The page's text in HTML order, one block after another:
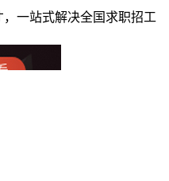
一站式解决全国求职招工